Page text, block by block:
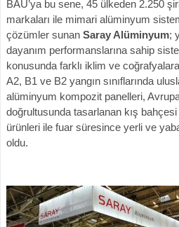
BAU’ya bu sene, 45 ülkeden 2.250
markaları ile mimari alüminyum
çözümler sunan Saray Alüminyum;
dayanım performanslarına sahip
konusunda farklı iklim ve
A2, B1 ve B2 yangın sınıflarında
alüminyum kompozit panelleri,
doğrultusunda tasarlanan kış
ürünleri ile fuar süresince yerli ve
oldu.